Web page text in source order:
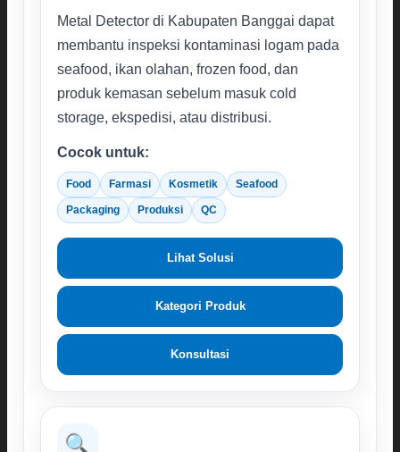
Metal Detector di Kabupaten Banggai dapat
membantu inspeksi kontaminasi logam pada
seafood, ikan olahan, frozen food, dan
produk kemasan sebelum masuk cold
storage, ekspedisi, atau distribusi.
Cocok untuk:
Food Farmasi Kosmetik Seafood
Packaging Produksi QC
Lihat Solusi
Kategori Produk
Konsultasi
🔍